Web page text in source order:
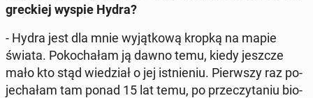
grec­kiej wyspie Hydra?
- Hydra jest dla mnie wy­jąt­ko­wą kropką na mapie
świata. Po­ko­cha­łam ją dawno temu, kiedy jeszcze
mało kto stąd wie­dział o jej ist­nie­niu. Pierw­szy raz po­
je­cha­łam tam ponad 15 lat temu, po prze­czy­ta­niu bio­